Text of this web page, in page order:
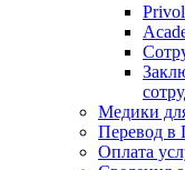
Медики
Перевод
Оплата